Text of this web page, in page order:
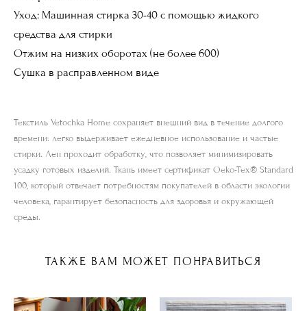
Уход: Машинная стирка 30-40 с помощью жидкого
средства для стирки
Отжим на низких оборотах (не более 600)
Сушка в расправленном виде
Текстиль Vetochka Home сохраняет внешний вид в течение долгого
времени: легко выдерживает ежедневное использование и частые
стирки. Лен проходит обработку, что позволяет минимизировать
усадку готовых изделий. Ткань имеет сертификат Oeko-Tex®️ Standard
100, который отвечает потребностям покупателей в области экологии
человека, гарантирует безопасность для здоровья и окружающей
среды.
ТАКЖЕ ВАМ МОЖЕТ ПОНРАВИТЬСЯ